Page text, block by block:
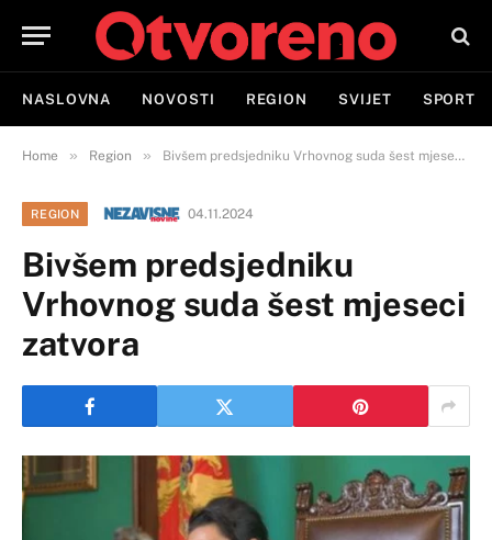
NASLOVNA NOVOSTI REGION SVIJET SPORT
Home » Region » Bivšem predsjedniku Vrhovnog suda šest mjeseci zatvora
REGION 04.11.2024
Bivšem predsjedniku
Vrhovnog suda šest mjeseci
zatvora